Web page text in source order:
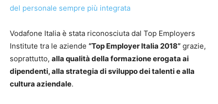
Vodafone Italia è stata riconosciuta dal Top Employers
Institute tra le aziende “Top Employer Italia 2018” grazie,
soprattutto, alla qualità della formazione erogata ai
dipendenti, alla strategia di sviluppo dei talenti e alla
cultura aziendale.